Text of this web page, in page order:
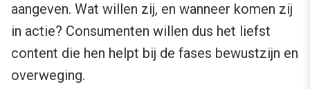
aangeven. Wat willen zij, en wanneer komen zij
in actie? Consumenten willen dus het liefst
content die hen helpt bij de fases bewustzijn en
overweging.